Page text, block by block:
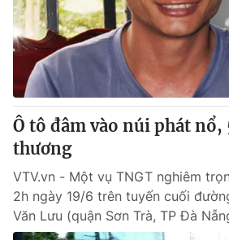
Ô tô đâm vào núi phát nổ,
thương
VTV.vn - Một vụ TNGT nghiêm
2h ngày 19/6 trên tuyến cuối
Văn Lưu (quận Sơn Trà, TP Đà